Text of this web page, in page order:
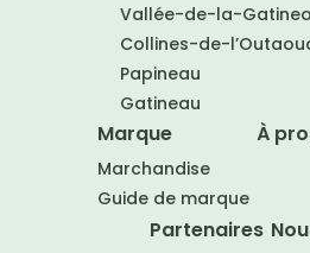
Vallée-de-la-
Collines-de-
Papineau
Gatineau
Marque
Marchandise
Guide de marque
À
Partenaires